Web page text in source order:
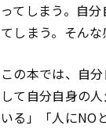
ってしまう。自
てしまう。そん
この本では、自
して自分自身の
いる」「人にNO